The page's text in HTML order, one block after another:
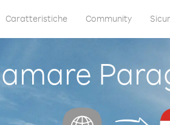
Caratteristiche Community